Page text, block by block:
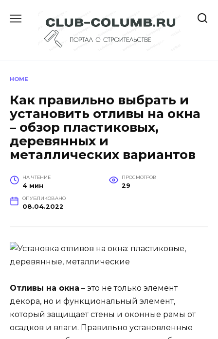
содержанию
HOME
Как правильно выбрать и
установить отливы на окна
– обзор пластиковых,
деревянных и
металлических вариантов
НА ЧТЕНИЕ
4 мин
ПРОСМОТРОВ
29
ОПУБЛИКОВАНО
08.04.2022
Отливы на окна – это не только элемент
декора, но и функциональный элемент,
который защищает стены и оконные рамы от
осадков и влаги. Правильно установленные